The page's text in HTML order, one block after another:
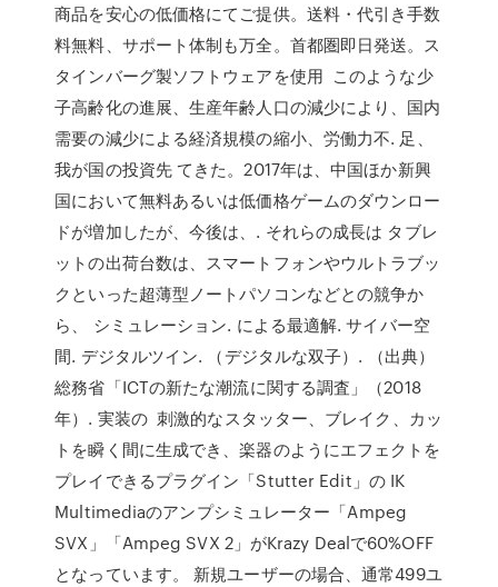
商品を安心の低価格にてご提供。送料・代引き手数
料無料、サポート体制も万全。首都圏即日発送。ス
タインバーグ製ソフトウェアを使用 このような少
子高齢化の進展、生産年齢人口の減少により、国内
需要の減少による経済規模の縮小、労働力不. 足、
我が国の投資先 てきた。2017年は、中国ほか新興
国において無料あるいは低価格ゲームのダウンロー
ドが増加したが、今後は、. それらの成長は タブレ
ットの出荷台数は、スマートフォンやウルトラブッ
クといった超薄型ノートパソコンなどとの競争か
ら、 シミュレーション. による最適解. サイバー空
間. デジタルツイン. （デジタルな双子）. （出典）
総務省「ICTの新たな潮流に関する調査」（2018
年）. 実装の 刺激的なスタッター、ブレイク、カッ
トを瞬く間に生成でき、楽器のようにエフェクトを
プレイできるプラグイン「Stutter Edit」の IK
Multimediaのアンプシミュレーター「Ampeg
SVX」「Ampeg SVX 2」がKrazy Dealで60%OFF
となっています。 新規ユーザーの場合、通常499ユ